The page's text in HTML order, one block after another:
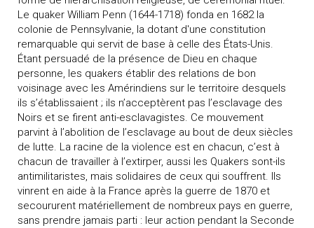
Le quaker William Penn (1644-1718) fonda en 1682 la
colonie de Pennsylvanie, la dotant d'une constitution
remarquable qui servit de base à celle des États-Unis.
Étant persuadé de la présence de Dieu en chaque
personne, les quakers établir des relations de bon
voisinage avec les Amérindiens sur le territoire desquels
ils s’établissaient ; ils n’acceptèrent pas l’esclavage des
Noirs et se firent anti-esclavagistes. Ce mouvement
parvint à l’abolition de l’esclavage au bout de deux siècles
de lutte. La racine de la violence est en chacun, c’est à
chacun de travailler à l’extirper, aussi les Quakers sont-ils
antimilitaristes, mais solidaires de ceux qui souffrent. Ils
vinrent en aide à la France après la guerre de 1870 et
secoururent matériellement de nombreux pays en guerre,
sans prendre jamais parti : leur action pendant la Seconde